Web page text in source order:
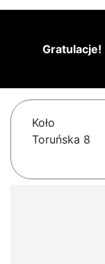
Gratulacje!
Koło
Toruńska 8